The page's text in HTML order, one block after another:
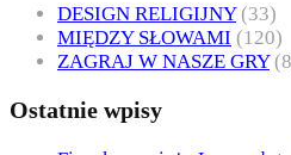
DESIGN RELIGIJNY(33)
MIĘDZY SŁOWAMI (120)
ZAGRAJ W NASZE GRY
Ostatnie wpisy